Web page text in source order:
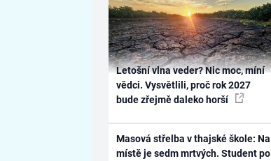
Letošní vlna veder? Nic moc, míní
vědci. Vysvětlili, proč rok 2027
bude zřejmě daleko horší
Masová střelba v thajské škole: Na
místě je sedm mrtvých. Student po